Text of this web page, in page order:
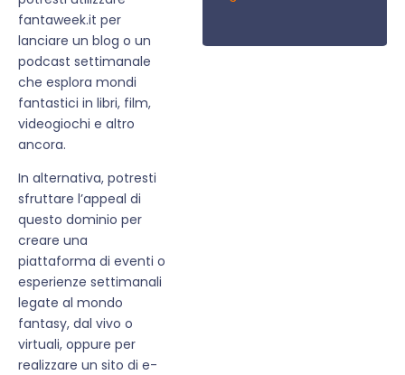
fantaweek.it per
lanciare un blog o un
podcast settimanale
che esplora mondi
fantastici in libri, film,
videogiochi e altro
ancora.
In alternativa, potresti
sfruttare l’appeal di
questo dominio per
creare una
piattaforma di eventi o
esperienze settimanali
legate al mondo
fantasy, dal vivo o
virtuali, oppure per
realizzare un sito di e-